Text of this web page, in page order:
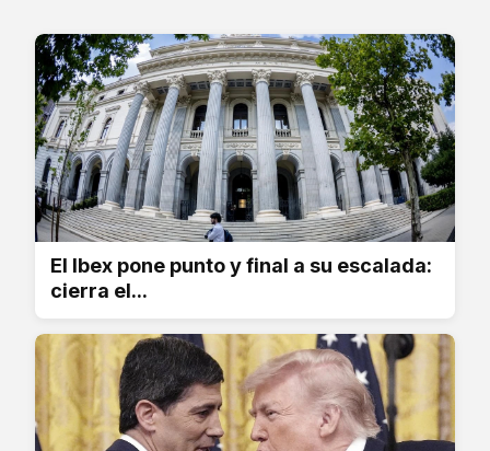
El Ibex pone punto y final a su escalada:
cierra el...